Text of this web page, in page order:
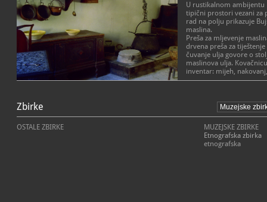
U rustikalnom
tipični prostori vezani za
rad na polju prikazuje
maslina.
Preša za mljevenje
drvena preša za
čuvanje ulja govore o
maslinova ulja.
inventar: mijeh,
predmeti vezani za
spavaća soba s
rukotvorstvo.
Prostor na posljednjem
škrinje, koristi se i za
Zbirke
OSTALE ZBIRKE
MUZEJSKE ZBIRKE
Etnografska zbirka
etnografska